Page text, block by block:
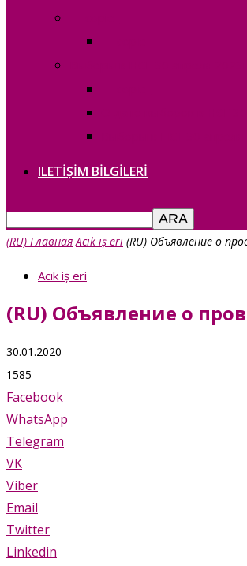
ILETIȘIM BILGILERI
(RU) Главная Acık iș eri (RU) Объявление о
Acık iș eri
(RU) Объявление о
30.01.2020
1585
Facebook
WhatsApp
Telegram
VK
Viber
Email
Twitter
Linkedin